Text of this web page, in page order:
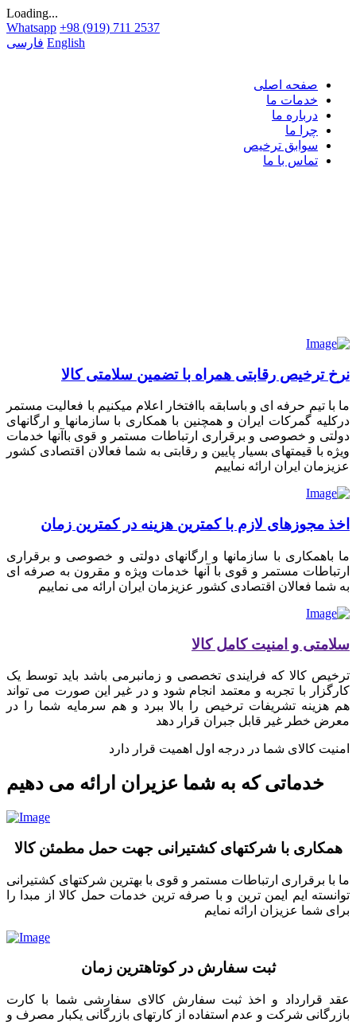
Loading...
Whatsapp +98 (919) 711 2537
فارسی English
صفحه اصلی
خدمات ما
درباره ما
چرا ما
سوابق ترخیص
تماس با ما
نرخ ترخیص رقابتی همراه با تضمین سلامتی کالا
ما با تیم حرفه ای و باسابقه باافتخار اعلام میکنیم با فعالیت مستمر
درکلیه گمرکات ایران و همچنین با همکاری با سازمانها و ارگانهای
دولتی و خصوصی و برقراری ارتباطات مستمر و قوی باآنها خدمات
ویژه با قیمتهای بسیار پایین و رقابتی به شما فعالان اقتصادی کشور
عزیزمان ایران ارائه نماییم
اخذ مجوزهای لازم با کمترین هزینه در کمترین زمان
ما باهمکاری با سازمانها و ارگانهای دولتی و خصوصی و برقراری
ارتباطات مستمر و قوی با آنها خدمات ویژه و مقرون به صرفه ای
به شما فعالان اقتصادی کشور عزیزمان ایران ارائه می نماییم
سلامتی و امنیت کامل کالا
ترخیص کالا که فرایندی تخصصی و زمانبرمی باشد باید توسط یک
کارگزار با تجربه و معتمد انجام شود و در غیر این صورت می تواند
هم هزینه تشریفات ترخیص را بالا ببرد و هم سرمایه شما را در
معرض خطر غیر قابل جبران قرار دهد
امنیت کالای شما در درجه اول اهمیت قرار دارد
خدماتی که به شما عزیران ارائه می دهیم
همکاری با شرکتهای کشتیرانی جهت حمل مطمئن کالا
ما با برقراری ارتباطات مستمر و قوی با بهترین شرکتهای کشتیرانی
توانسته ایم ایمن ترین و با صرفه ترین خدمات حمل کالا از مبدا را
برای شما عزیزان ارائه نمایم
ثبت سفارش در کوتاهترین زمان
عقد قرارداد و اخذ ثبت سفارش کالای سفارشی شما با کارت
بازرگانی شرکت و عدم استفاده از کارتهای بازرگانی یکبار مصرف و